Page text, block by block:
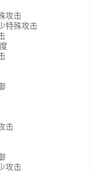
攻击
特殊攻击
击
攻击